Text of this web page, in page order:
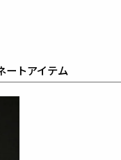
ウレタン17%
ートアイテム